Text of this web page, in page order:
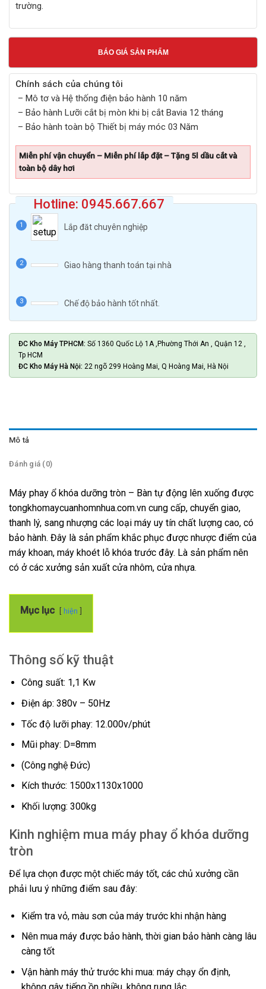
trường.
BÁO GIÁ SẢN PHẨM
Chính sách của chúng tôi
– Mô tơ và Hệ thống điện bảo hành 10 năm
– Bảo hành Lưỡi cắt bị mòn khi bị cắt Bavia 12 tháng
– Bảo hành toàn bộ Thiết bị máy móc 03 Năm
Miễn phí vận chuyển – Miễn phí lắp đặt – Tặng 5l dầu cắt và
toàn bộ dây hơi
Hotline: 0945.667.667
Lắp đăt chuyên nghiệp
Giao hàng thanh toán tại nhà
Chế độ bảo hành tốt nhất.
ĐC Kho Máy TPHCM: Số 1360 Quốc Lộ 1A ,Phường Thới An , Quận 12 ,
Tp HCM
ĐC Kho Máy Hà Nội: 22 ngõ 299 Hoàng Mai, Q Hoàng Mai, Hà Nội
Mô tả
Đánh giá (0)
Máy phay ổ khóa dưỡng tròn – Bàn tự động lên xuống được
tongkhomaycuanhomnhua.com.vn cung cấp, chuyển giao,
thanh lý, sang nhượng các loại máy uy tín chất lượng cao, có
bảo hành. Đây là sản phẩm khắc phục được nhược điểm của
máy khoan, máy khoét lỗ khóa trước đây. Là sản phẩm nên
có ở các xưởng sản xuất cửa nhôm, cửa nhựa.
Mục lục hiện
Thông số kỹ thuật
Công suất: 1,1 Kw
Điện áp: 380v – 50Hz
Tốc độ lưỡi phay: 12.000v/phút
Mũi phay: D=8mm
(Công nghệ Đức)
Kích thước: 1500x1130x1000
Khối lượng: 300kg
Kinh nghiệm mua máy phay ổ khóa dưỡng
tròn
Để lựa chọn được một chiếc máy tốt, các chủ xưởng cần
phải lưu ý những điểm sau đây:
Kiểm tra vỏ, màu sơn của máy trước khi nhận hàng
Nên mua máy được bảo hành, thời gian bảo hành càng lâu
càng tốt
Vận hành máy thử trước khi mua: máy chạy ổn định,